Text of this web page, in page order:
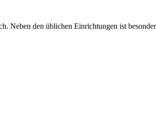
Neben den üblichen Einrichtungen ist